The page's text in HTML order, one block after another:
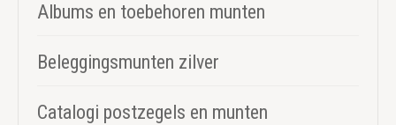
Albums en toebehoren munten
Beleggingsmunten zilver
Catalogi postzegels en munten